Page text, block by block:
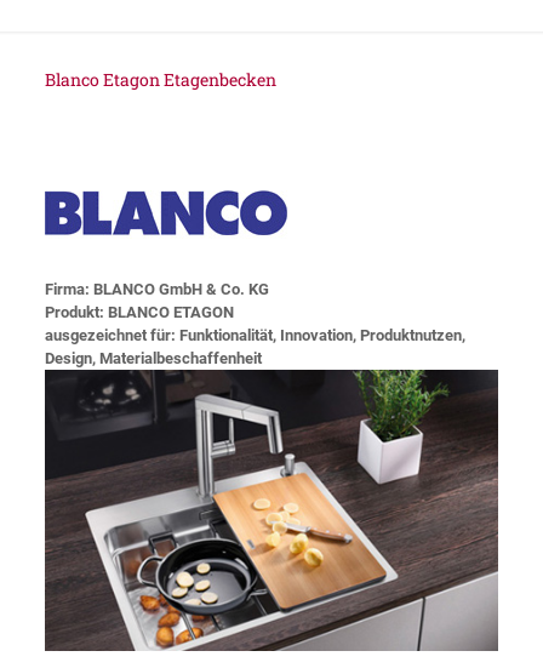
Blanco Etagon Etagenbecken
Firma: BLANCO GmbH & Co. KG
Produkt: BLANCO ETAGON
ausgezeichnet für: Funktionalität, Innovation, Produktnutzen,
Design, Materialbeschaffenheit